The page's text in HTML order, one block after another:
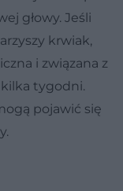
głowy. Jeśli
krwiak,
i związana z
tygodni.
pojawić się